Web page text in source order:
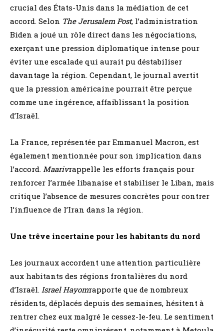
crucial des États-Unis dans la médiation de cet
accord. Selon The Jerusalem Post, l’administration
Biden a joué un rôle direct dans les négociations,
exerçant une pression diplomatique intense pour
éviter une escalade qui aurait pu déstabiliser
davantage la région. Cependant, le journal avertit
que la pression américaine pourrait être perçue
comme une ingérence, affaiblissant la position
d’Israël.
La France, représentée par Emmanuel Macron, est
également mentionnée pour son implication dans
l’accord. Maarivrappelle les efforts français pour
renforcer l’armée libanaise et stabiliser le Liban, mais
critique l’absence de mesures concrètes pour contrer
l’influence de l’Iran dans la région.
Une trêve incertaine pour les habitants du nord
Les journaux accordent une attention particulière
aux habitants des régions frontalières du nord
d’Israël. Israel Hayomrapporte que de nombreux
résidents, déplacés depuis des semaines, hésitent à
rentrer chez eux malgré le cessez-le-feu. Le sentiment